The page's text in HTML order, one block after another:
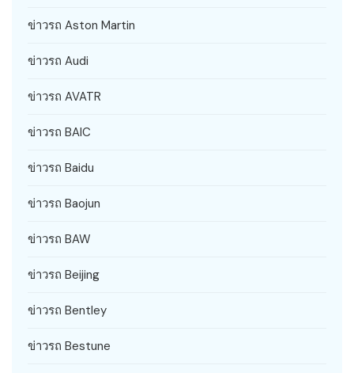
ข่าวรถ Aston Martin
ข่าวรถ Audi
ข่าวรถ AVATR
ข่าวรถ BAIC
ข่าวรถ Baidu
ข่าวรถ Baojun
ข่าวรถ BAW
ข่าวรถ Beijing
ข่าวรถ Bentley
ข่าวรถ Bestune